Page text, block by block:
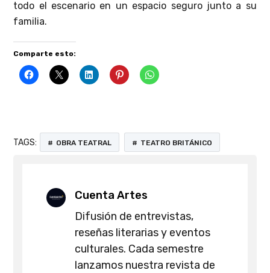
todo el escenario en un espacio seguro junto a su
familia.
Comparte esto:
TAGS: OBRA TEATRAL TEATRO BRITÁNICO
Cuenta Artes
Difusión de entrevistas,
reseñas literarias y eventos
culturales. Cada semestre
lanzamos nuestra revista de